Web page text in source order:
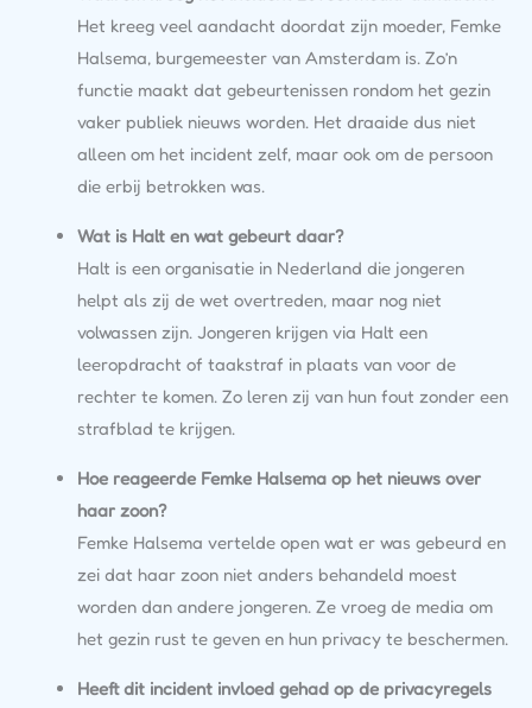
Het kreeg veel aandacht doordat zijn moeder, Femke
Halsema, burgemeester van Amsterdam is. Zo’n
functie maakt dat gebeurtenissen rondom het gezin
vaker publiek nieuws worden. Het draaide dus niet
alleen om het incident zelf, maar ook om de persoon
die erbij betrokken was.
Wat is Halt en wat gebeurt daar?
Halt is een organisatie in Nederland die jongeren
helpt als zij de wet overtreden, maar nog niet
volwassen zijn. Jongeren krijgen via Halt een
leeropdracht of taakstraf in plaats van voor de
rechter te komen. Zo leren zij van hun fout zonder een
strafblad te krijgen.
Hoe reageerde Femke Halsema op het nieuws over
haar zoon?
Femke Halsema vertelde open wat er was gebeurd en
zei dat haar zoon niet anders behandeld moest
worden dan andere jongeren. Ze vroeg de media om
het gezin rust te geven en hun privacy te beschermen.
Heeft dit incident invloed gehad op de privacyregels